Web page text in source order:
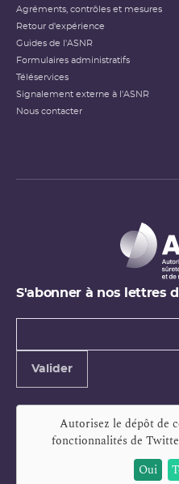
Agréments, contrôles et mesures
Retour d'expérience
Guides de l'ASNR
Formulaires administratifs
Téléservices
Signalement externe à l'ASNR
Nous contacter
S'abonner à nos lettres
Types de
Valider
Autorisez le dépôt de
fonctionnalités de
Oui